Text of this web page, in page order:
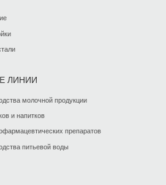
ЛИНИИ
молочной продукции
и напитков
препаратов
питьевой воды